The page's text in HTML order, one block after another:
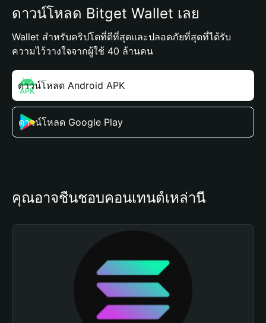
ดาวน์โหลด Bitget Wallet เลย
Wallet สำหรับคริปโตที่ดีที่สุดและปลอดภัยที่สุดที่ได้รับ
ความไว้วางใจจากผู้ใช้ 40 ล้านคน
ดาวน์โหลด Android APK
ดาวน์โหลด Google Play
คุณอาจชื่นชอบคอนเทนต์เหล่านี้